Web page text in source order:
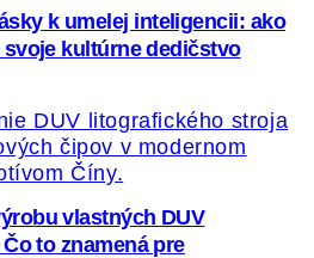
k umelej inteligencii: ako
kultúrne dedičstvo
vlastných DUV
to znamená pre